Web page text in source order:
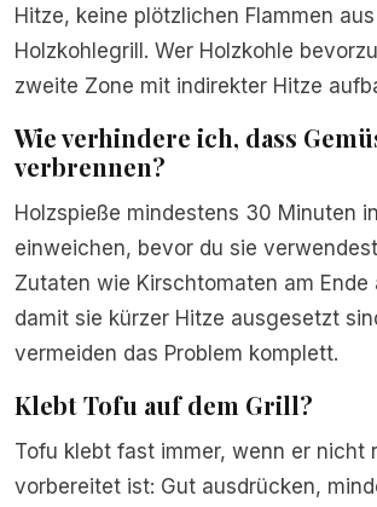
Hitze, keine plötzlichen Flammen
Holzkohlegrill. Wer Holzkohle
zweite Zone mit indirekter Hitze
Wie verhindere ich, dass
verbrennen?
Holzspieße mindestens 30 Minuten
einweichen, bevor du sie
Zutaten wie Kirschtomaten am Ende
damit sie kürzer Hitze ausgesetzt
vermeiden das Problem komplett.
Klebt Tofu auf dem Grill?
Tofu klebt fast immer, wenn er nicht
vorbereitet ist: Gut ausdrücken,